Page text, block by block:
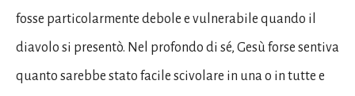
fosse particolarmente debole e vulnerabile quando il
diavolo si presentò. Nel profondo di sé, Gesù forse sentiva
quanto sarebbe stato facile scivolare in una o in tutte e